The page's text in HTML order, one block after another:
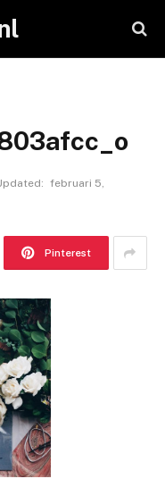
februari 5,
Pinterest